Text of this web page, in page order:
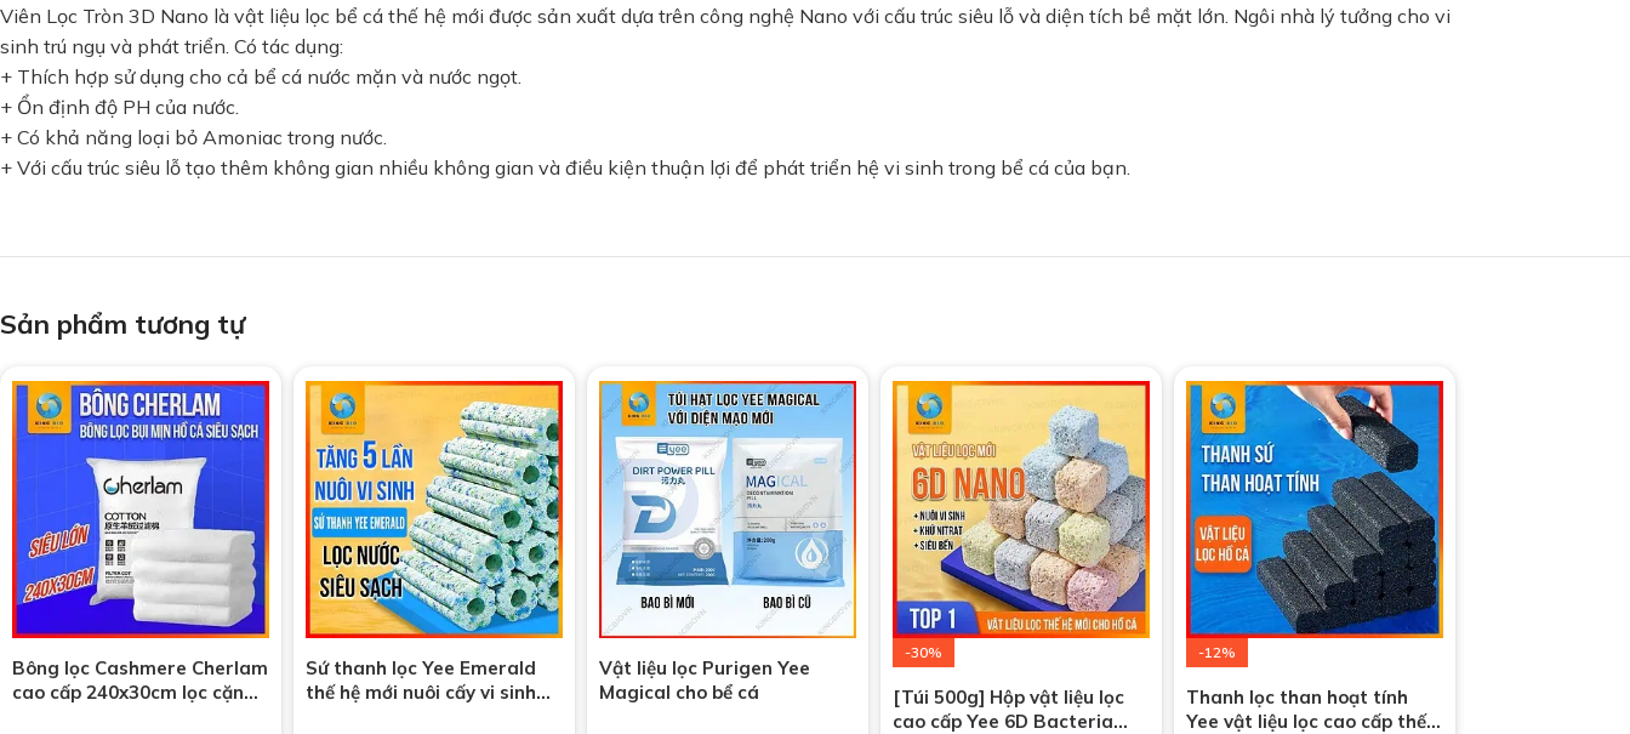
Viên Lọc Tròn 3D Nano là vật liệu lọc bể cá thế hệ mới được sản xuất dựa trên công nghệ Nano với cấu trúc siêu lỗ và diện tích bề mặt lớn. Ngôi nhà lý tưởng cho vi
sinh trú ngụ và phát triển. Có tác dụng:
+ Thích hợp sử dụng cho cả bể cá nước mặn và nước ngọt.
+ Ổn định độ PH của nước.
+ Có khả năng loại bỏ Amoniac trong nước.
+ Với cấu trúc siêu lỗ tạo thêm không gian nhiều không gian và điều kiện thuận lợi để phát triển hệ vi sinh trong bể cá của bạn.
Sản phẩm tương tự
Bông lọc Cashmere Cherlam
cao cấp 240x30cm lọc cặn
Sứ thanh lọc Yee Emerald
thế hệ mới nuôi cấy vi sinh
Vật liệu lọc Purigen Yee
Magical cho bể cá
-30%
[Túi 500g] Hộp vật liệu lọc
cao cấp Yee 6D Bacteria
-12%
Thanh lọc than hoạt tính
Yee vật liệu lọc cao cấp thế